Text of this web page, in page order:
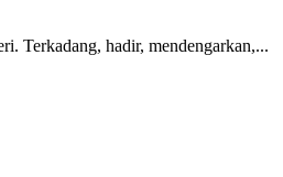
Terkadang, hadir, mendengarkan,...